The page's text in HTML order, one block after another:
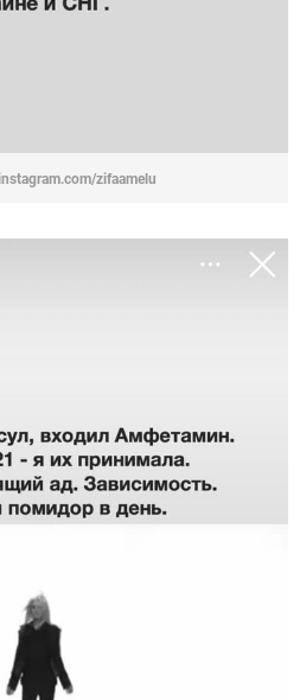
zifaamelu